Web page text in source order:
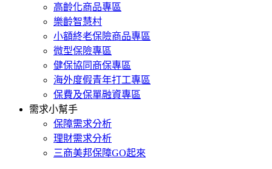
高齡化商品專區
樂齡智慧村
小額終老保險商品專區
微型保險專區
健保協同商保專區
海外度假青年打工專區
保費及保單融資專區
需求小幫手
保障需求分析
理財需求分析
三商美邦保障GO起來